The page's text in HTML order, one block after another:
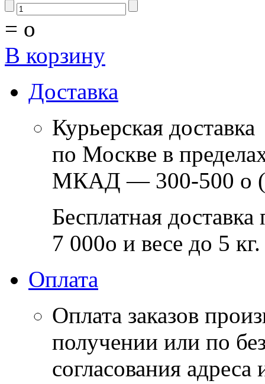
= o
В корзину
Доставка
Курьерская доставка
по Москве в
МКАД — 300-500 o
Бесплатная
7 000o и весе до 5 кг.
Оплата
Оплата заказов
получении или по
согласования